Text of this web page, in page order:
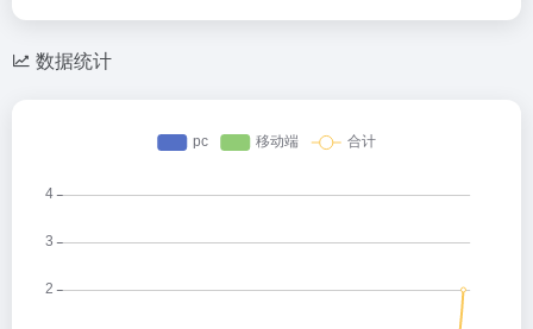
数据统计